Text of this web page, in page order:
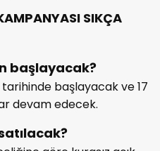
SIKÇA
başlayacak?
başlayacak ve 17
devam edecek.